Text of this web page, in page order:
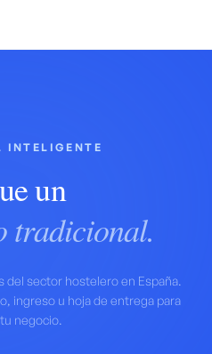
INTELIGENTE
un
tradicional.
del sector hostelero en España.
ingreso u hoja de entrega para
negocio.